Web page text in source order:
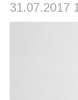
31.07.2017